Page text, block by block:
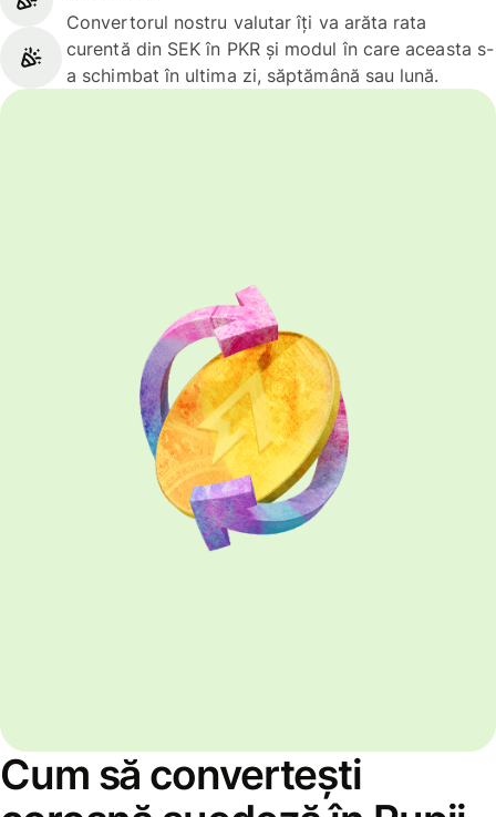
Convertorul nostru valutar îți va arăta rata
curentă din SEK în PKR și modul în care aceasta s-
a schimbat în ultima zi, săptămână sau lună.
Cum să convertești